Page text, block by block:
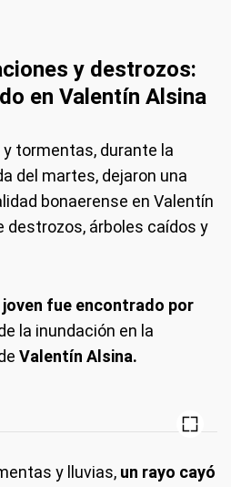
y destrozos:
en Valentín Alsina
tormentas, durante la
del martes, dejaron una
bonaerense en Valentín
destrozos, árboles caídos y
joven fue encontrado por
la inundación en la
Valentín Alsina.
y lluvias, un rayo cayó